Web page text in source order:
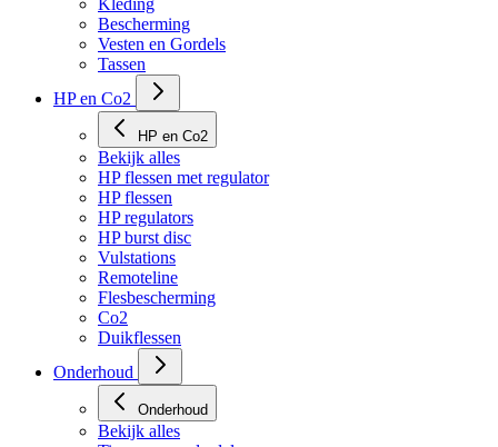
Bekijk alles
Kleding
Bescherming
Vesten en Gordels
Tassen
HP en Co2
HP en Co2
Bekijk alles
HP flessen met regulator
HP flessen
HP regulators
HP burst disc
Vulstations
Remoteline
Flesbescherming
Co2
Duikflessen
Onderhoud
Onderhoud